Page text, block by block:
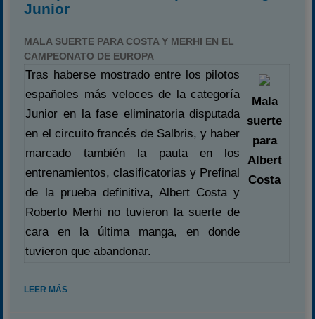
Noticias
Calendario
Temporada 2026
Carreras finalizadas
Campeonato
Temporadas anteriores
Junior
MALA SUERTE PARA COSTA Y MERHI EN EL
CAMPEONATO DE EUROPA
Tras haberse mostrado entre los pilotos
españoles más veloces de la categoría
Junior en la fase eliminatoria disputada
en el circuito francés de Salbris, y haber
marcado también la pauta en los
entrenamientos, clasificatorias y Prefinal
de la prueba definitiva, Albert Costa y
Roberto Merhi no tuvieron la suerte de
cara en la última manga, en donde
tuvieron que abandonar.
Mala
suerte
para
Albert
Costa
LEER MÁS